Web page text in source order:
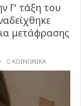
Γ’ τάξη του
μετάφρασης
ΚΟΙΝΩΝΙΚΑ